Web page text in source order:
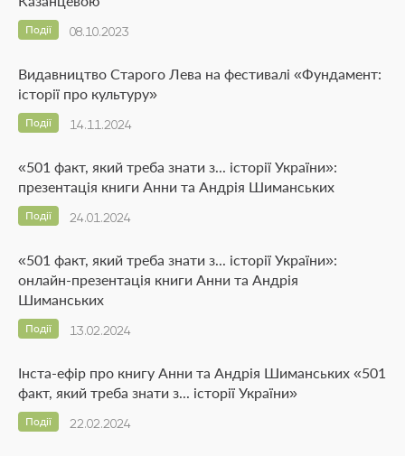
08.10.2023
Події
Видавництво Старого Лева на фестивалі «Фундамент:
історії про культуру»
14.11.2024
Події
«501 факт, який треба знати з... історії України»:
презентація книги Анни та Андрія Шиманських
24.01.2024
Події
«501 факт, який треба знати з... історії України»:
онлайн-презентація книги Анни та Андрія
Шиманських
13.02.2024
Події
Інста-ефір про книгу Анни та Андрія Шиманських «501
факт, який треба знати з... історії України»
22.02.2024
Події